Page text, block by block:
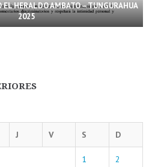
EL HERALDO AMBATO – TUNGURAHUA
2025
J V S D
1 2